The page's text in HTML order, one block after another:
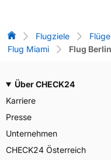
Flug-Vergleich
Flugziele
Flug Miami
Flug
Über CHECK24
Karriere
Presse
Unternehmen
CHECK24 Österreich